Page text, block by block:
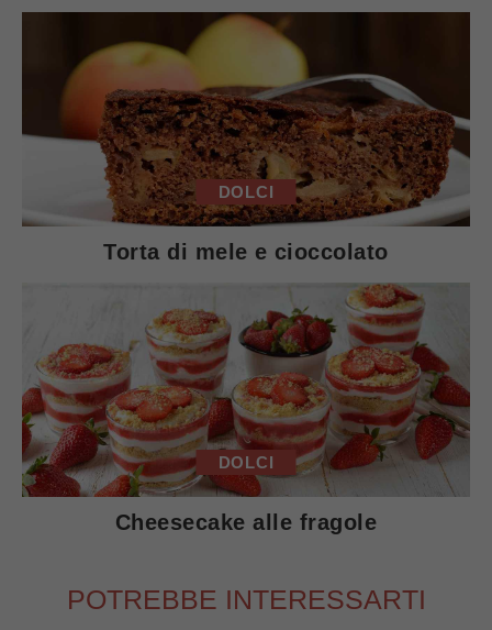
DOLCI
Torta di mele e cioccolato
DOLCI
Cheesecake alle fragole
POTREBBE INTERESSARTI